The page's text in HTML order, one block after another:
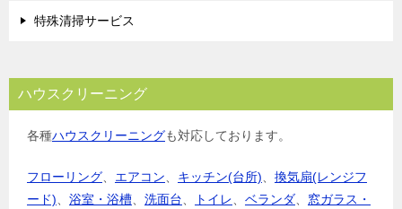
特殊清掃サービス
ハウスクリーニング
各種ハウスクリーニングも対応しております。
フローリング、 エアコン、 キッチン(台所)、 換気扇(レンジフ
ード)、 浴室・浴槽、 洗面台、 トイレ、 ベランダ、 窓ガラス・